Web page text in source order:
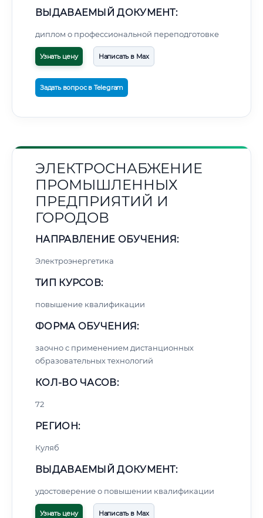
ВЫДАВАЕМЫЙ ДОКУМЕНТ:
диплом о профессиональной переподготовке
Узнать цену Написать в Max
Задать вопрос в Telegram
ЭЛЕКТРОСНАБЖЕНИЕ
ПРОМЫШЛЕННЫХ
ПРЕДПРИЯТИЙ И
ГОРОДОВ
НАПРАВЛЕНИЕ ОБУЧЕНИЯ:
Электроэнергетика
ТИП КУРСОВ:
повышение квалификации
ФОРМА ОБУЧЕНИЯ:
заочно с применением дистанционных
образовательных технологий
КОЛ-ВО ЧАСОВ:
72
РЕГИОН:
Куляб
ВЫДАВАЕМЫЙ ДОКУМЕНТ:
удостоверение о повышении квалификации
Узнать цену Написать в Max